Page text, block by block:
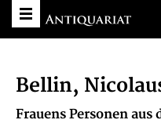
Bellin,
Frauens Personen aus